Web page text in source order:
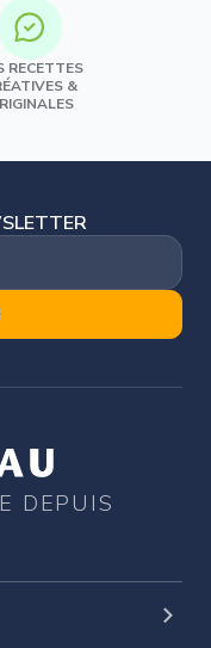
RECETTES
&
DEPUIS